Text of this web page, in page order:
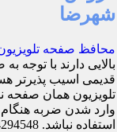
شهرضا
محافظ صفحه
بالایی دارند با
قدیمی اسیب پذیرتر
تلویزیون همان صفحه
وارد شدن ضربه هنگام
استفاده نباشد. 09194294548 آقای جوادی